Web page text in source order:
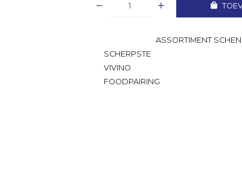
ASSORTIMENT
SCHERPSTE
VIVINO
FOODPAIRING